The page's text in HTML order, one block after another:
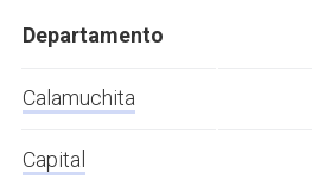
Departamento
Calamuchita
Capital